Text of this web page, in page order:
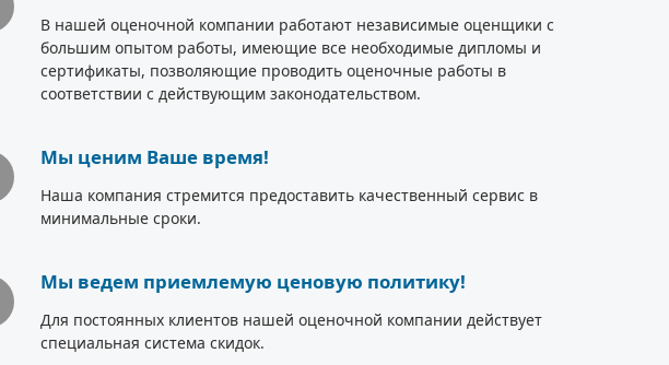
В нашей оценочной компании работают независимые оценщики с
большим опытом работы, имеющие все необходимые дипломы и
сертификаты, позволяющие проводить оценочные работы в
соответствии с действующим законодательством.
Мы ценим Ваше время!
Наша компания стремится предоставить качественный сервис в
минимальные сроки.
Мы ведем приемлемую ценовую политику!
Для постоянных клиентов нашей оценочной компании действует
специальная система скидок.